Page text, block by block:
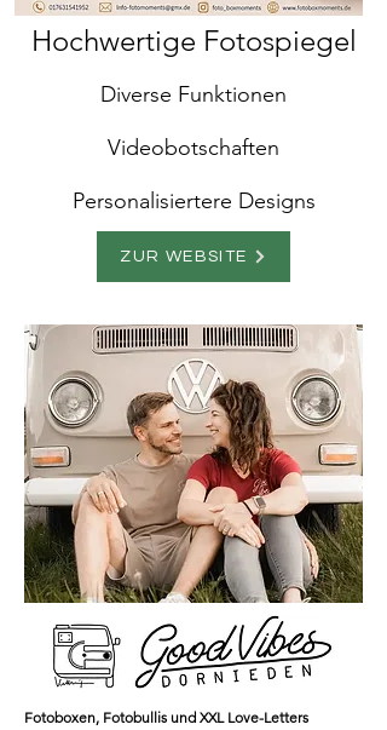
Hochwertige Fotospiegel
Diverse Funktionen
Videobotschaften
Personalisiertere Designs
ZUR WEBSITE
Fotoboxen, Fotobullis und XXL Love-Letters